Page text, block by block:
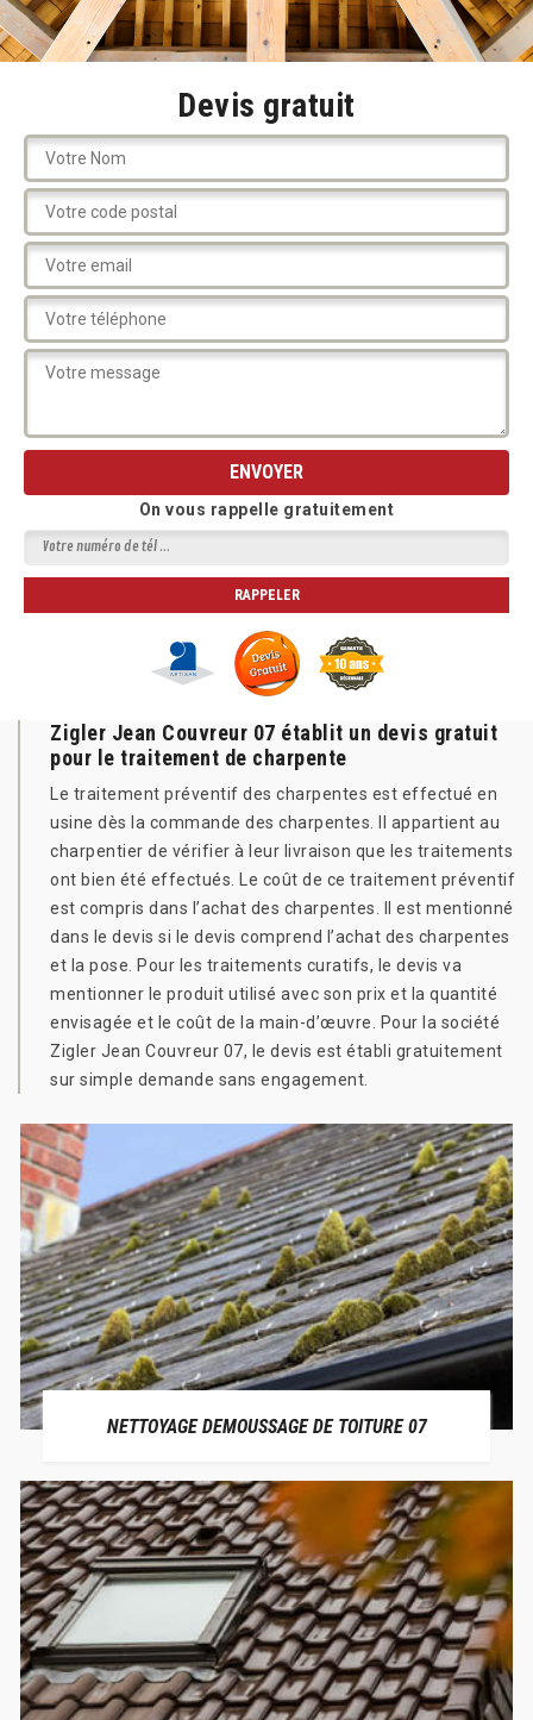
Devis gratuit
On vous rappelle gratuitement
Zigler Jean Couvreur 07 établit un devis gratuit
pour le traitement de charpente
Le traitement préventif des charpentes est effectué en
usine dès la commande des charpentes. Il appartient au
charpentier de vérifier à leur livraison que les traitements
ont bien été effectués. Le coût de ce traitement préventif
est compris dans l’achat des charpentes. Il est mentionné
dans le devis si le devis comprend l’achat des charpentes
et la pose. Pour les traitements curatifs, le devis va
mentionner le produit utilisé avec son prix et la quantité
envisagée et le coût de la main-d’œuvre. Pour la société
Zigler Jean Couvreur 07, le devis est établi gratuitement
sur simple demande sans engagement.
NETTOYAGE DEMOUSSAGE DE TOITURE 07